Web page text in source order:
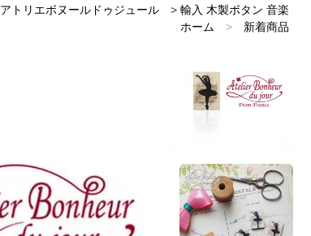
アトリエボヌールドゥジュール > 輸入 木製ボタン 音楽
ホーム
>
新着商品
>
かわいい雑貨
手芸用品 ハンドメイド 素材
スクラップブッキング
ホーム
> フランス 雑貨